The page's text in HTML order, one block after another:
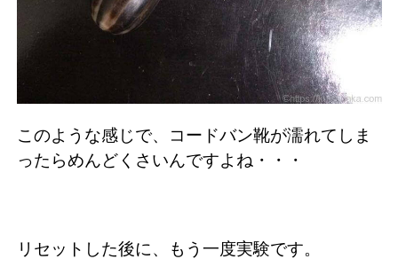
このような感じで、コードバン靴が濡れてしま
ったらめんどくさいんですよね・・・
リセットした後に、もう一度実験です。